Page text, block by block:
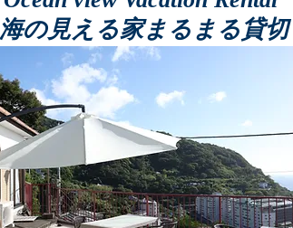
海の見える家まるまる貸切